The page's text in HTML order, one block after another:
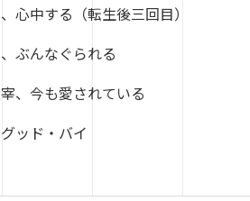
中する（転生後三回目）
ぶんなぐられる
、今も愛されている
ッド・バイ